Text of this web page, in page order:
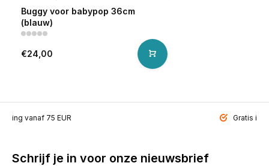
Buggy voor babypop 36cm
(blauw)
€24,00
vanaf 75 EUR Gratis
Schrijf je in voor onze nieuwsbrief